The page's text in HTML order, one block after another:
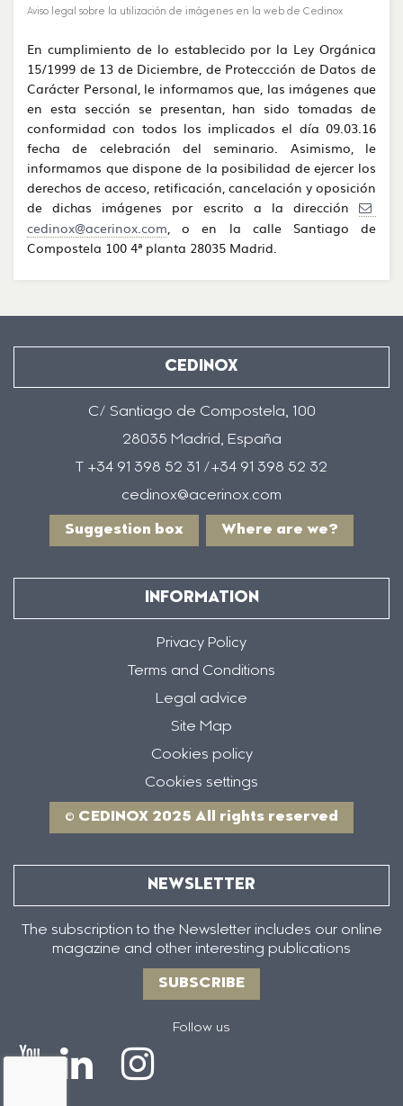
Aviso legal sobre la utilización de imágenes en la web de Cedinox
En cumplimiento de lo establecido por la Ley Orgánica
15/1999 de 13 de Diciembre, de Proteccción de Datos de
Carácter Personal, le informamos que, las imágenes que
en esta sección se presentan, han sido tomadas de
conformidad con todos los implicados el día 09.03.16
fecha de celebración del seminario. Asimismo, le
informamos que dispone de la posibilidad de ejercer los
derechos de acceso, retificación, cancelación y oposición
de dichas imágenes por escrito a la dirección
cedinox@acerinox.com , o en la calle Santiago de
Compostela 100 4ª planta 28035 Madrid.
CEDINOX
C/ Santiago de Compostela, 100
28035 Madrid, España
T +34 91 398 52 31 /+34 91 398 52 32
cedinox@acerinox.com
Suggestion box Where are we?
INFORMATION
Privacy Policy
Terms and Conditions
Legal advice
Site Map
Cookies policy
Cookies settings
© CEDINOX 2025 All rights reserved
NEWSLETTER
The subscription to the Newsletter includes our online
magazine and other interesting publications
SUBSCRIBE
Follow us
Icono
Icono
IconoIcono